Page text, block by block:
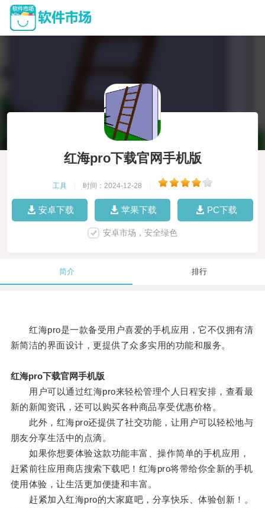
红海pro下载官网手机版
工具 时间：2024-12-28
安卓下载 苹果下载 PC下载
安卓市场，安全绿色
简介 排行
红海pro是一款备受用户喜爱的手机应用，它不仅拥有清
新简洁的界面设计，更提供了众多实用的功能和服务。
红海pro下载官网手机版
用户可以通过红海pro来轻松管理个人日程安排，查看最
新的新闻资讯，还可以购买各种商品享受优惠价格。
此外，红海pro还提供了社交功能，让用户可以轻松地与
朋友分享生活中的点滴。
如果你想要体验这款功能丰富、操作简单的手机应用，
赶紧前往应用商店搜索下载吧！红海pro将带给你全新的手机
使用体验，让生活更加便捷和丰富。
赶紧加入红海pro的大家庭吧，分享快乐、体验创新！。